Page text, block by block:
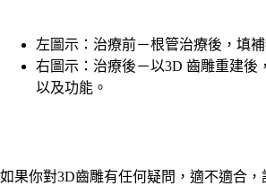
左圖示：治療前－根管治療後，填
右圖示：治療後－以3D 齒雕重建後
以及功能。
如果你對3D齒雕有任何疑問，適不適合